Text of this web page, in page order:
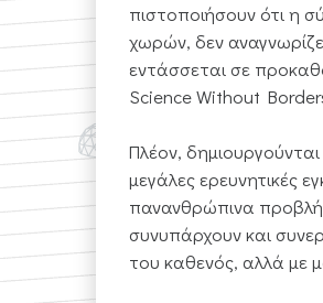
πιστοποιήσουν ότι η
χωρών, δεν
εντάσσεται σε
Science Without
Πλέον, δημιουργούνται
μεγάλες ερευνητικές
πανανθρώπινα
συνυπάρχουν και
του καθενός, αλλά με